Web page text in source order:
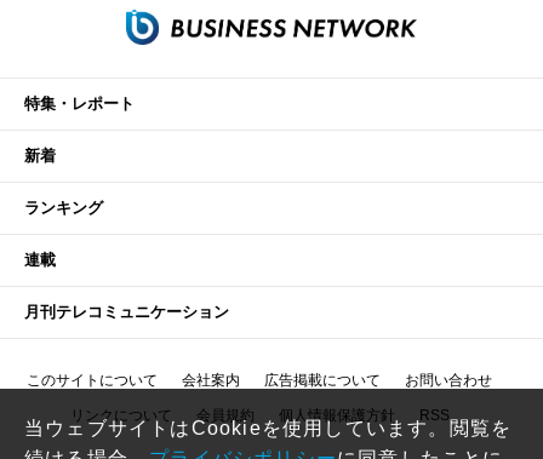
特集・レポート
新着
ランキング
連載
月刊テレコミュニケーション
このサイトについて 会社案内 広告掲載について お問い合わせ
リンクについて 会員規約 個人情報保護方針 RSS
当ウェブサイトはCookieを使用しています。閲覧を